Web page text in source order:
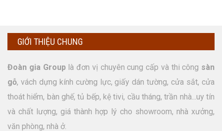
GIỚI THIỆU CHUNG
Đoàn gia Group là đơn vị chuyên cung cấp và thi công sàn
gỗ, vách dựng kính cường lực, giấy dán tường, cửa sắt, cửa
thoát hiểm, bàn ghế, tủ bếp, kệ tivi, cầu tháng, trần nhà...uy tín
và chất lượng, giá thành hợp lý cho showroom, nhà xưởng,
văn phòng, nhà ở.